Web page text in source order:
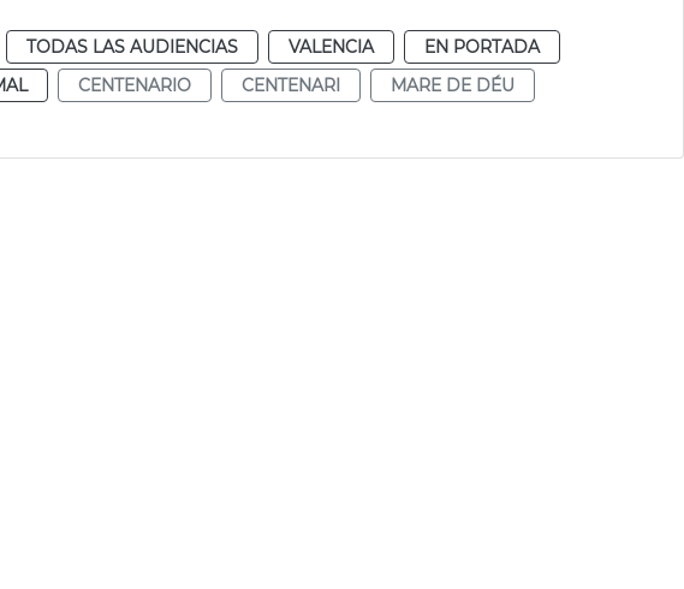
TODAS LAS AUDIENCIAS VALENCIA
EN PORTADA
CENTENARIO CENTENARI
MARE DE DÉU